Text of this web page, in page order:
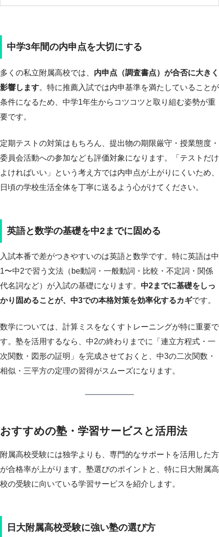
中学3年間の内申点を大切にする
多くの私立附属高校では、 内申点（調査書点）が合否に大きく
影響します。特に推薦入試では内申基準を満たしていることが
条件になるため、中学1年生からコツコツと取り組む姿勢が重
要です。
定期テストの対策はもちろん、提出物の期限厳守・授業態度・
委員会活動への参加なども評価対象になります。「テストだけ
よければいい」という考え方では内申点が上がりにくいため、
日頃の学校生活全体を丁寧に送るよう心がけてください。
英語と数学の基礎を中2までに固める
入試本番で差がつきやすいのは英語と数学です。特に英語は中
1〜中2で習う文法（be動詞・一般動詞・比較・不定詞・関係
代名詞など）が入試の基礎になります。 中2までに基礎をしっ
かり固めることが、中3での本格対策を効率化するカギです。
数学については、計算ミスをなくすトレーニングが特に重要で
す。塾を活用するなら、中2の終わりまでに「連立方程式・一
次関数・図形の証明」を完成させておくと、中3の二次関数・
相似・三平方の定理の習得がスムーズになります。
おすすめの塾・学習サービスと活用法
附属高校受験には独学よりも、専門的なサポートを活用した方
が合格率が上がります。塾選びのポイントと、特に日大附属高
校の受験に向いている学習サービスを紹介します。
日大附属高校受験に強い塾の選び方